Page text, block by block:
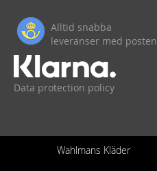
Alltid snabba
leveranser med posten
Data protection policy
Wahlmans Kläder